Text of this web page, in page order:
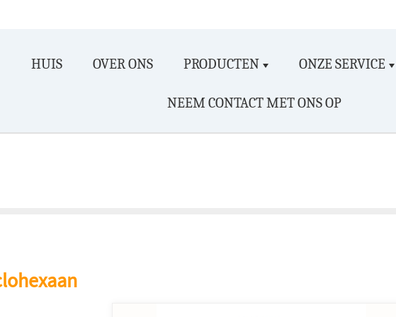
HUIS OVER ONS PRODUCTEN ONZE SERVICE
NEEM CONTACT MET ONS OP